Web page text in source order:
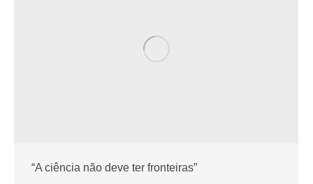
“A ciência não deve ter fronteiras”